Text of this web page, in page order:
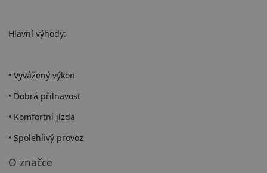
Hlavní výhody:
• Vyvážený výkon
• Dobrá přilnavost
• Komfortní jízda
• Spolehlivý provoz
O značce